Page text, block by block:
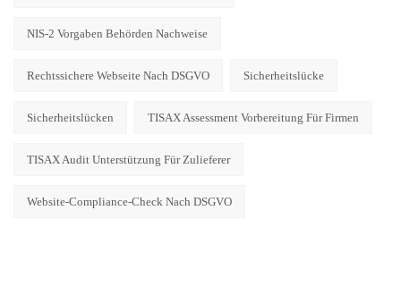
NIS-2 Vorgaben Behörden Nachweise
Rechtssichere Webseite Nach DSGVO Sicherheitslücke
Sicherheitslücken TISAX Assessment Vorbereitung Für Firmen
TISAX Audit Unterstützung Für Zulieferer
Website-Compliance-Check Nach DSGVO